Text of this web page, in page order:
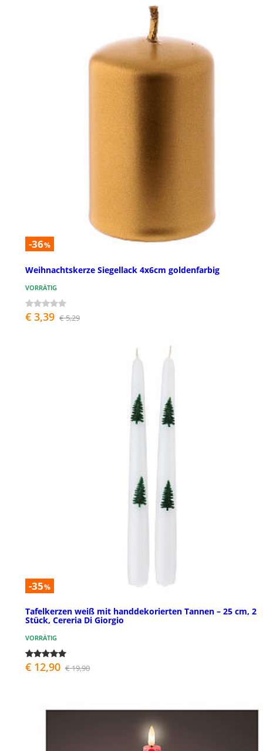
-36%
Weihnachtskerze Siegellack 4x6cm goldenfarbig
VORRÄTIG
€ 3,39 € 5,29
-35%
Tafelkerzen weiß mit handdekorierten Tannen – 25 cm, 2
Stück, Cereria Di Giorgio
VORRÄTIG
€ 12,90 € 19,90